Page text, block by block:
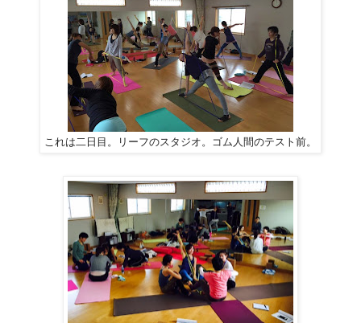
これは二日目。リーフのスタジオ。ゴム人間のテスト前。